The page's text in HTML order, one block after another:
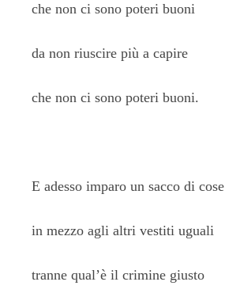
che non ci sono poteri buoni
da non riuscire più a capire
che non ci sono poteri buoni.
E adesso imparo un sacco di cose
in mezzo agli altri vestiti uguali
tranne qual’è il crimine giusto